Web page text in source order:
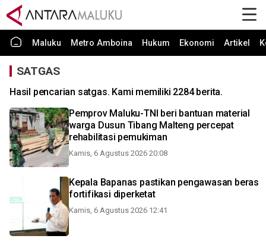
Maluku Metro Amboina Hukum Ekonomi Artikel
SATGAS
Hasil pencarian satgas. Kami memiliki 2284 berita.
Pemprov Maluku-TNI beri bantuan material
warga Dusun Tibang Malteng percepat
rehabilitasi pemukiman
Kamis, 6 Agustus 2026 20:08
Kepala Bapanas pastikan pengawasan beras
fortifikasi diperketat
Kamis, 6 Agustus 2026 12:41